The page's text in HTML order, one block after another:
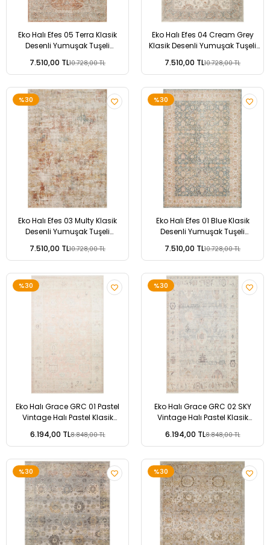
Eko Halı Efes 05 Terra Klasik
Desenli Yumuşak Tuşeli
7.510,00 TL10.728,00 TL
Eko Halı Efes 04 Cream Grey
Klasik Desenli Yumuşak Tuşeli
7.510,00 TL10.728,00 TL
%30
Eko Halı Efes 03 Multy Klasik
Desenli Yumuşak Tuşeli
7.510,00 TL10.728,00 TL
%30
Eko Halı Efes 01 Blue Klasik
Desenli Yumuşak Tuşeli
7.510,00 TL10.728,00 TL
%30
Eko Halı Grace GRC 01 Pastel
Vintage Halı Pastel Klasik
6.194,00 TL8.848,00 TL
%30
Eko Halı Grace GRC 02 SKY
Vintage Halı Pastel Klasik
6.194,00 TL8.848,00 TL
%30 %30